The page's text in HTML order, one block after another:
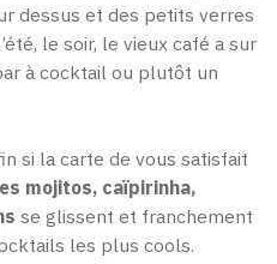
dessus et des petits verres
le soir, le vieux café a sur
à cocktail ou plutôt un
si la carte de vous satisfait
mojitos, caïpirinha,
se glissent et franchement
les plus cools.